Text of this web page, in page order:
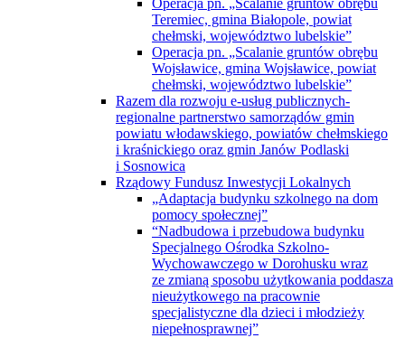
Teremiec, gmina Białopole, powiat
chełmski, województwo lubelskie”
Operacja pn. „Scalanie gruntów obrębu
Wojsławice, gmina Wojsławice, powiat
chełmski, województwo lubelskie”
Razem dla rozwoju e-usług publicznych-
regionalne partnerstwo samorządów gmin
powiatu włodawskiego, powiatów chełmskiego
i kraśnickiego oraz gmin Janów Podlaski
i Sosnowica
Rządowy Fundusz Inwestycji Lokalnych
„Adaptacja budynku szkolnego na dom
pomocy społecznej”
“Nadbudowa i przebudowa budynku
Specjalnego Ośrodka Szkolno-
Wychowawczego w Dorohusku wraz
ze zmianą sposobu użytkowania poddasza
nieużytkowego na pracownie
specjalistyczne dla dzieci i młodzieży
niepełnosprawnej”